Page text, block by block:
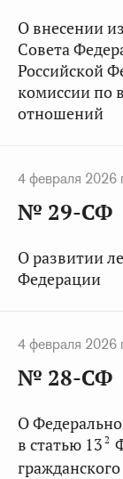
О внесении
Совета
Российской
комиссии по
отношений
4 февраля 2026
№ 29-СФ
О развитии
Федерации
4 февраля 2026
№ 28-СФ
О
в статью 13 2